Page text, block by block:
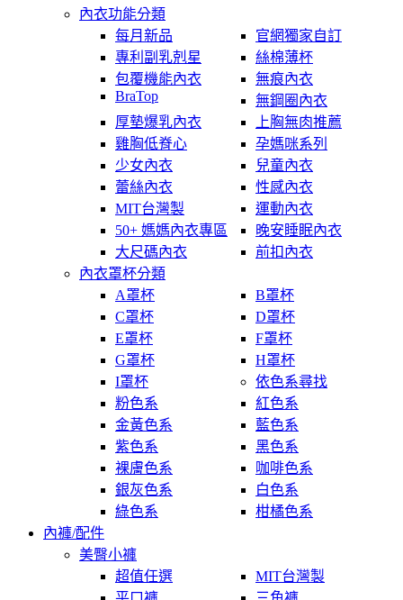
內衣功能分類
每月新品
官網獨家自訂
專利副乳剋星
絲棉薄杯
包覆機能內衣
無痕內衣
BraTop
無鋼圈內衣
厚墊爆乳內衣
上胸無肉推薦
雞胸低脊心
孕媽咪系列
少女內衣
兒童內衣
蕾絲內衣
性感內衣
MIT台灣製
運動內衣
50+ 媽媽內衣專區
晚安睡眠內衣
大尺碼內衣
前扣內衣
內衣罩杯分類
A罩杯
B罩杯
C罩杯
D罩杯
E罩杯
F罩杯
G罩杯
H罩杯
I罩杯
依色系尋找
粉色系
紅色系
金黃色系
藍色系
紫色系
黑色系
裸膚色系
咖啡色系
銀灰色系
白色系
綠色系
柑橘色系
內褲/配件
美臀小褲
超值任選
MIT台灣製